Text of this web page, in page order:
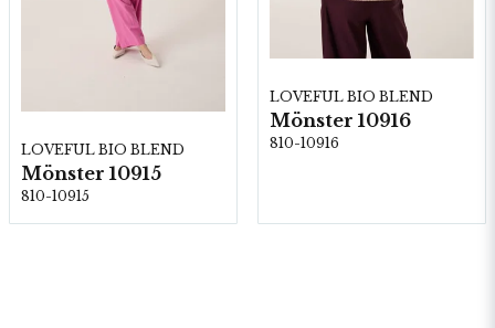
LOVEFUL BIO BLEND
Mönster 10915
810-10915
LOVEFUL BIO BLEND
Mönster 10916
810-10916